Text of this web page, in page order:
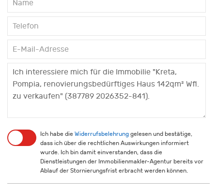
Ich habe die Widerrufsbelehrung gelesen und bestätige,
dass ich über die rechtlichen Auswirkungen informiert
wurde. Ich bin damit einverstanden, dass die
Dienstleistungen der Immobilienmakler-Agentur bereits vor
Ablauf der Stornierungsfrist erbracht werden können.